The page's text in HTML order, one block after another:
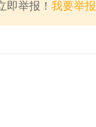
举报！ 我要举报